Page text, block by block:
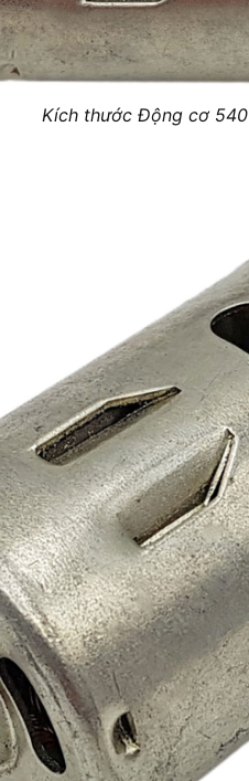
Kích thước Động cơ 540